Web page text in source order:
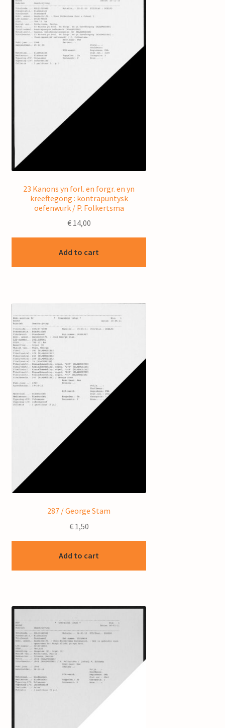
23 Kanons yn forl. en forgr. en yn
kreeftegong : kontrapuntysk
oefenwurk / P. Folkertsma
€14,00
Add to cart
287 / George Stam
€1,50
Add to cart